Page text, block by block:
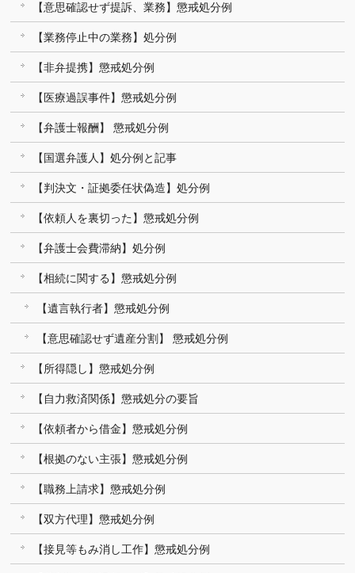
【意思確認せず提訴、業務】懲戒処分例
【業務停止中の業務】処分例
【非弁提携】懲戒処分例
【医療過誤事件】懲戒処分例
【弁護士報酬】 懲戒処分例
【国選弁護人】処分例と記事
【判決文・証拠委任状偽造】処分例
【依頼人を裏切った】懲戒処分例
【弁護士会費滞納】処分例
【相続に関する】懲戒処分例
【遺言執行者】懲戒処分例
【意思確認せず遺産分割】 懲戒処分例
【所得隠し】懲戒処分例
【自力救済関係】懲戒処分の要旨
【依頼者から借金】懲戒処分例
【根拠のない主張】懲戒処分例
【職務上請求】懲戒処分例
【双方代理】懲戒処分例
【接見等もみ消し工作】懲戒処分例